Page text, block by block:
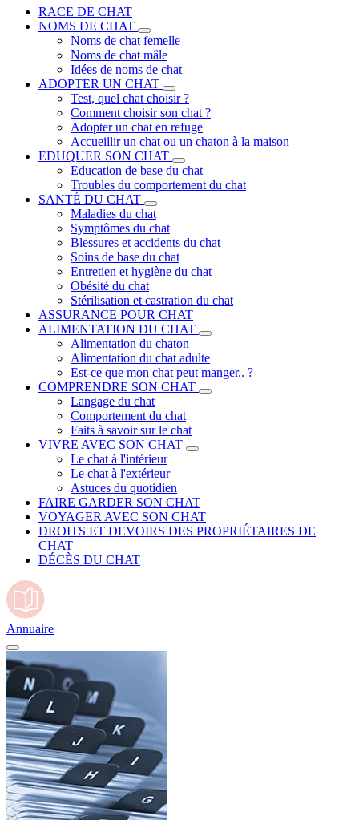
RACE DE CHAT
NOMS DE CHAT
Noms de chat femelle
Noms de chat mâle
Idées de noms de chat
ADOPTER UN CHAT
Test, quel chat choisir ?
Comment choisir son chat ?
Adopter un chat en refuge
Accueillir un chat ou un chaton à la maison
EDUQUER SON CHAT
Education de base du chat
Troubles du comportement du chat
SANTÉ DU CHAT
Maladies du chat
Symptômes du chat
Blessures et accidents du chat
Soins de base du chat
Entretien et hygiène du chat
Obésité du chat
Stérilisation et castration du chat
ASSURANCE POUR CHAT
ALIMENTATION DU CHAT
Alimentation du chaton
Alimentation du chat adulte
Est-ce que mon chat peut manger.. ?
COMPRENDRE SON CHAT
Langage du chat
Comportement du chat
Faits à savoir sur le chat
VIVRE AVEC SON CHAT
Le chat à l'intérieur
Le chat à l'extérieur
Astuces du quotidien
FAIRE GARDER SON CHAT
VOYAGER AVEC SON CHAT
DROITS ET DEVOIRS DES PROPRIÉTAIRES DE
CHAT
DÉCÈS DU CHAT
Annuaire